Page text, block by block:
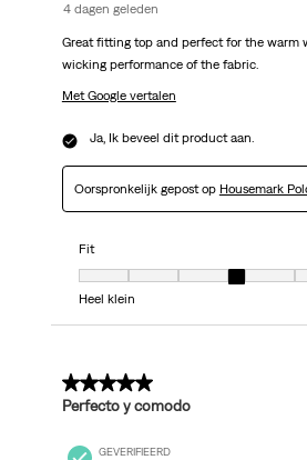
4 dagen geleden
Great fitting top and perfect for the warm
wicking performance of the fabric.
Met Google vertalen
Ja, Ik beveel dit product aan.
Oorspronkelijk gepost op Housemark
Fit
Fit, 4 van 7, waarbij 1 gelijk is aan Heel
Heel klein
5 van 5 sterren.
Perfecto y comodo
GEVERIFIEERD